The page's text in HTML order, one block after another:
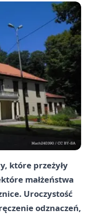
które przeżyły
małżeństwa
Uroczystość
odznaczeń,